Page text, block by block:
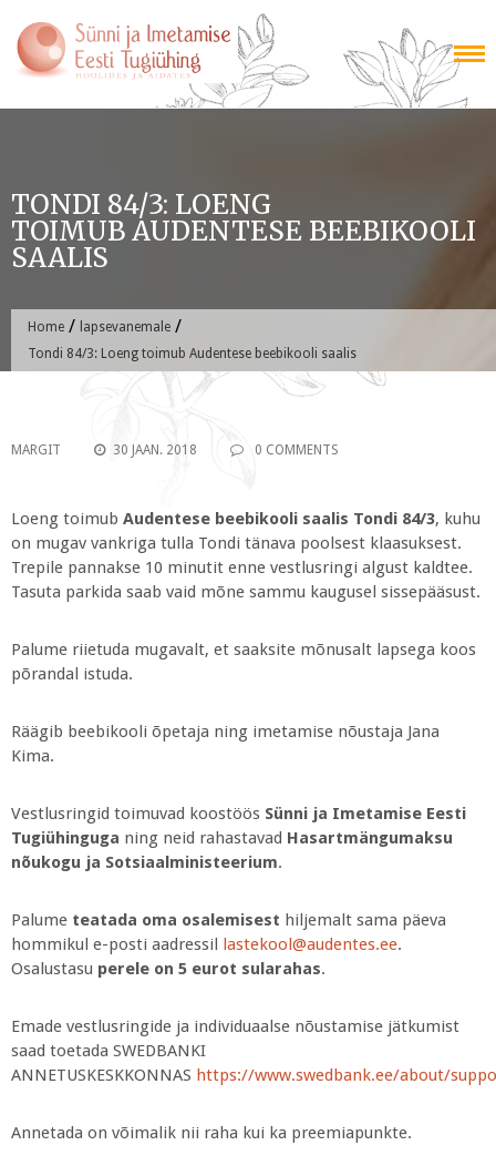
content
TONDI 84/3: LOENG
TOIMUB AUDENTESE BEEBIKOOLI
SAALIS
Home / lapsevanemale /
Tondi 84/3: Loeng toimub Audentese beebikooli saalis
MARGIT 30 JAAN. 2018 0 COMMENTS
Loeng toimub Audentese beebikooli saalis Tondi 84/3, kuhu
on mugav vankriga tulla Tondi tänava poolsest klaasuksest.
Trepile pannakse 10 minutit enne vestlusringi algust kaldtee.
Tasuta parkida saab vaid mõne sammu kaugusel sissepääsust.
Palume riietuda mugavalt, et saaksite mõnusalt lapsega koos
põrandal istuda.
Räägib beebikooli õpetaja ning imetamise nõustaja Jana
Kima.
Vestlusringid toimuvad koostöös Sünni ja Imetamise Eesti
Tugiühinguga ning neid rahastavad Hasartmängumaksu
nõukogu ja Sotsiaalministeerium.
Palume teatada oma osalemisest hiljemalt sama päeva
hommikul e-posti aadressil lastekool@audentes.ee.
Osalustasu perele on 5 eurot sularahas.
Emade vestlusringide ja individuaalse nõustamise jätkumist
saad toetada SWEDBANKI
ANNETUSKESKKONNAS https://www.swedbank.ee/about/
Annetada on võimalik nii raha kui ka preemiapunkte.